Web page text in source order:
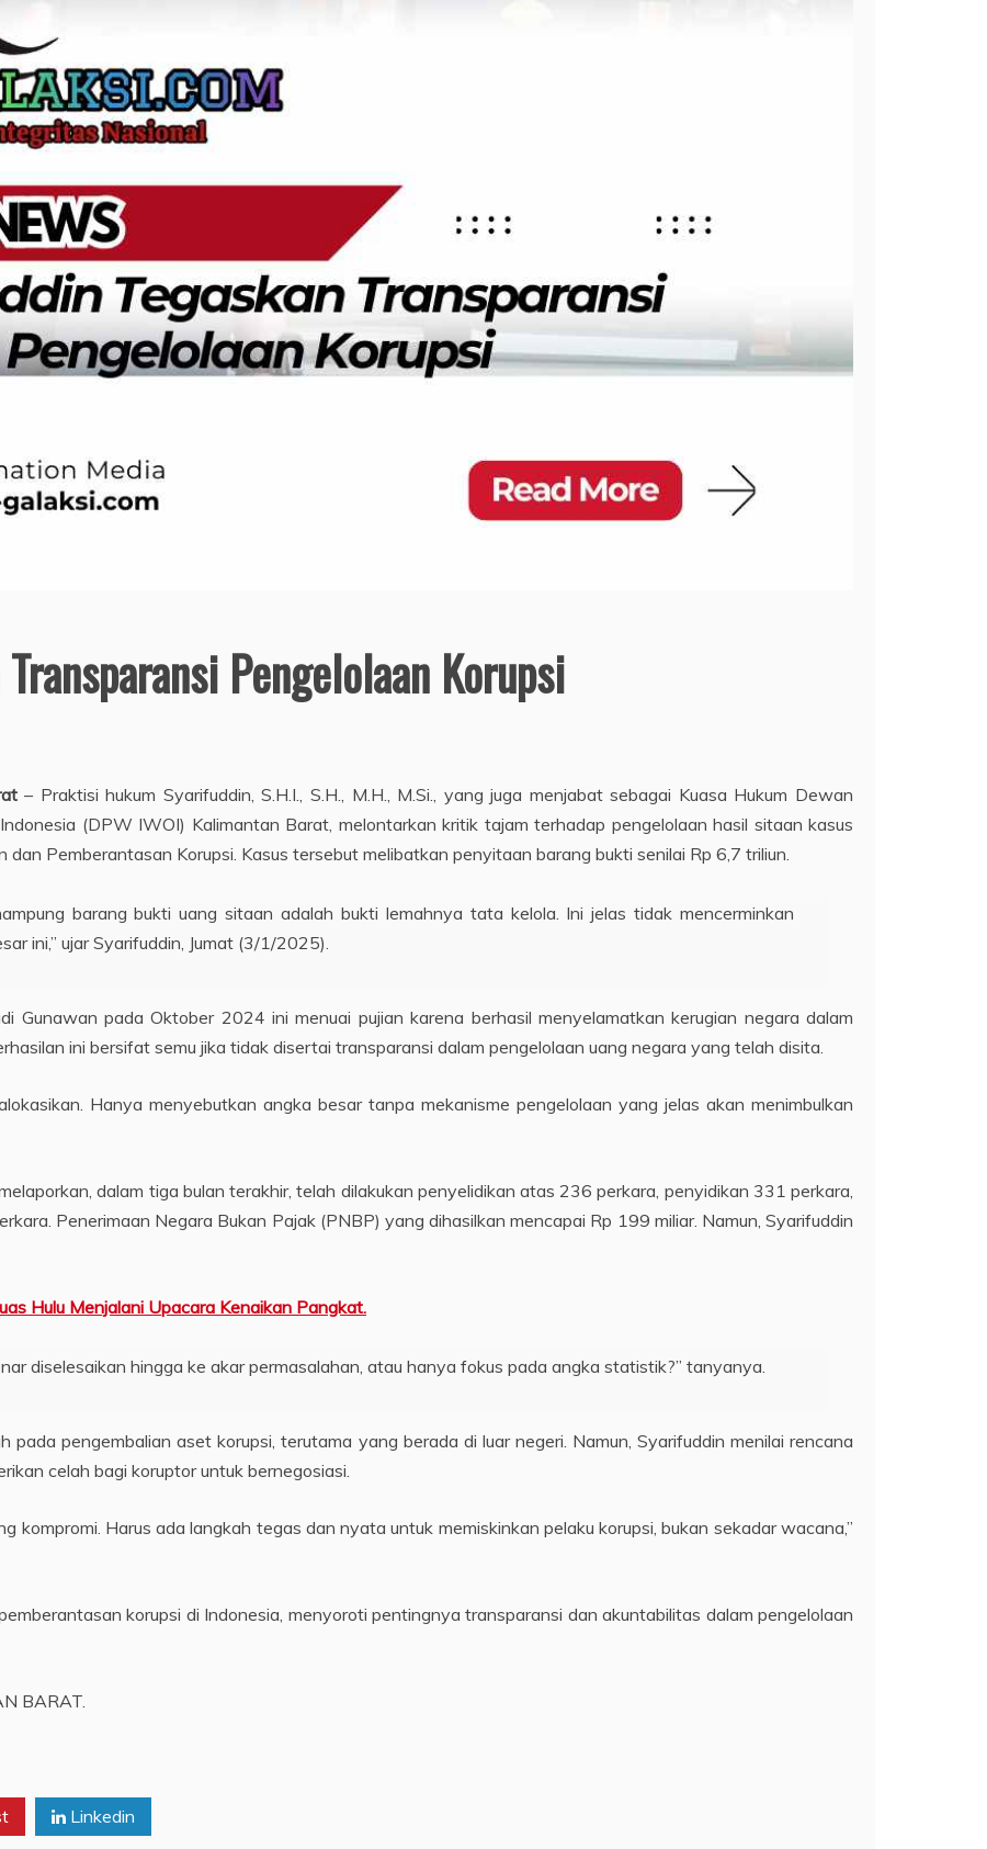
Pengelolaan Korupsi
– Praktisi hukum Syarifuddin, S.H.I., S.H., M.H., M.Si., yang juga menjabat sebagai Kuasa Hukum Dewan
(DPW IWOI) Kalimantan Barat, melontarkan kritik tajam terhadap pengelolaan hasil sitaan kasus
Pemberantasan Korupsi. Kasus tersebut melibatkan penyitaan barang bukti senilai Rp 6,7 triliun.
barang bukti uang sitaan adalah bukti lemahnya tata kelola. Ini jelas tidak mencerminkan
ini,” ujar Syarifuddin, Jumat (3/1/2025).
Gunawan pada Oktober 2024 ini menuai pujian karena berhasil menyelamatkan kerugian negara dalam
ini bersifat semu jika tidak disertai transparansi dalam pengelolaan uang negara yang telah disita.
Hanya menyebutkan angka besar tanpa mekanisme pengelolaan yang jelas akan menimbulkan
dalam tiga bulan terakhir, telah dilakukan penyelidikan atas 236 perkara, penyidikan 331 perkara,
Penerimaan Negara Bukan Pajak (PNBP) yang dihasilkan mencapai Rp 199 miliar. Namun, Syarifuddin
Hulu Menjalani Upacara Kenaikan Pangkat.
diselesaikan hingga ke akar permasalahan, atau hanya fokus pada angka statistik?” tanyanya.
pada pengembalian aset korupsi, terutama yang berada di luar negeri. Namun, Syarifuddin menilai rencana
celah bagi koruptor untuk bernegosiasi.
kompromi. Harus ada langkah tegas dan nyata untuk memiskinkan pelaku korupsi, bukan sekadar wacana,”
korupsi di Indonesia, menyoroti pentingnya transparansi dan akuntabilitas dalam pengelolaan
BARAT.
Linkedin